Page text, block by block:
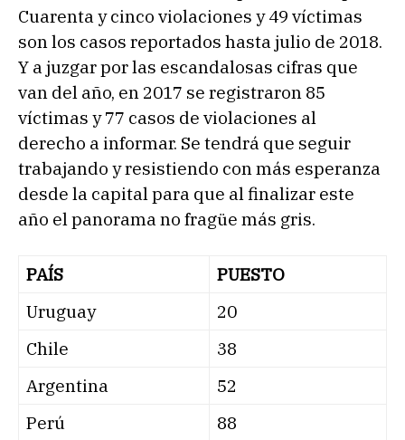
Cuarenta y cinco violaciones y 49 víctimas
son los casos reportados hasta julio de 2018.
Y a juzgar por las escandalosas cifras que
van del año, en 2017 se registraron 85
víctimas y 77 casos de violaciones al
derecho a informar. Se tendrá que seguir
trabajando y resistiendo con más esperanza
desde la capital para que al finalizar este
año el panorama no fragüe más gris.
PAÍS
PUESTO
Uruguay
20
Chile
38
Argentina
52
Perú
88